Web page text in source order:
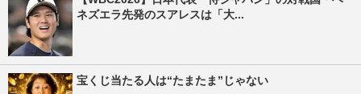
ネズエラ先発のスアレスは「大...
宝くじ当たる人は“たまたま”じゃない